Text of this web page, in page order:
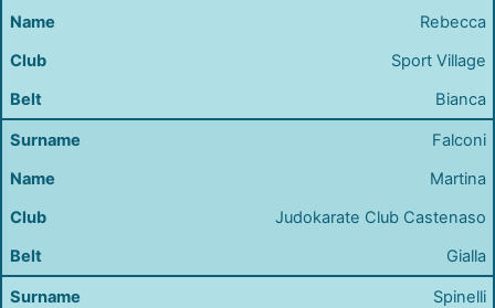
Rebecca
Sport Village
Bianca
Falconi
Martina
Judokarate Club Castenaso
Gialla
Spinelli